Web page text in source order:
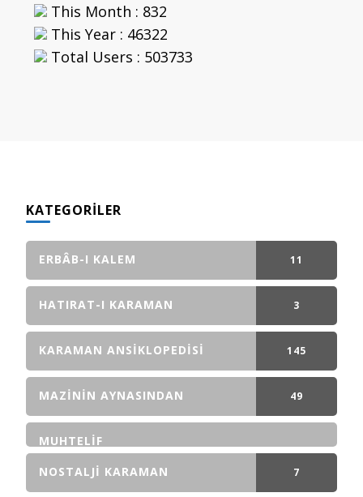
This Month : 832
This Year : 46322
Total Users : 503733
KATEGORILER
ERBÂB-I KALEM 11
GÖNDERI(LER)
HATIRAT-I KARAMAN 3
GÖNDERI(LER)
KARAMAN ANSIKLOPEDISI 145
GÖNDERI(LER)
MAZININ AYNASINDAN 49
MUHTELIF
NOSTALJI KARAMAN
7